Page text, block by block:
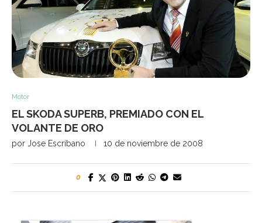
Motor
EL SKODA SUPERB, PREMIADO CON EL
VOLANTE DE ORO
por Jose Escribano 10 de noviembre de 2008
0